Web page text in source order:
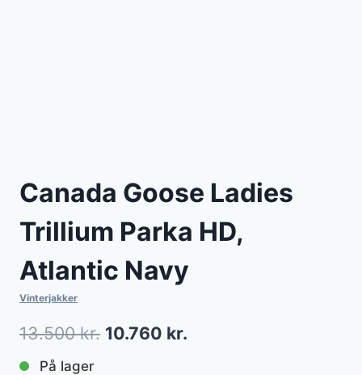
Canada Goose Ladies
Trillium Parka HD,
Atlantic Navy
Vinterjakker
13.500kr. Den
10.760 kr.
På lager